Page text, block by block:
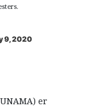
9, 2020
er